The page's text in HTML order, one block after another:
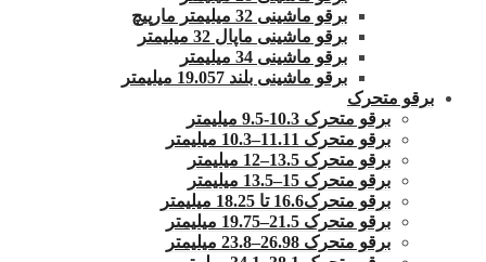
برقو ماشینی 32 میلیمتر مارپیچ
برقو ماشینی ماپال 32 میلیمتر
برقو ماشینی 34 میلیمتر
برقو ماشینی بلند 19.057 میلیمتر
برقو متحرک
برقو متحرک 10.3-9.5 میلیمتر
برقو متحرک 11.11–10.3 میلیمتر
برقو متحرک 13.5–12 میلیمتر
برقو متحرک 15–13.5 میلیمتر
برقو متحرک16.6 تا 18.25 میلیمتر
برقو متحرک 21.5–19.75 میلیمتر
برقو متحرک 26.98–23.8 میلیمتر